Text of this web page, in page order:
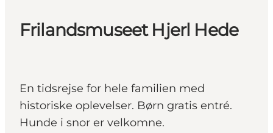
Frilandsmuseet Hjerl Hede
En tidsrejse for hele familien med
historiske oplevelser. Børn gratis entré.
Hunde i snor er velkomne.